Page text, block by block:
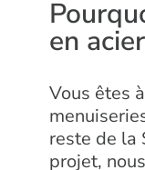
en
Vous êtes
reste de la
projet,